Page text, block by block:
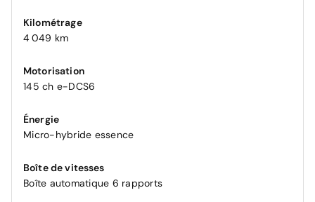
Kilométrage
4 049 km
Motorisation
145 ch e-DCS6
Énergie
Micro-hybride essence
Boîte de vitesses
Boîte automatique 6 rapports